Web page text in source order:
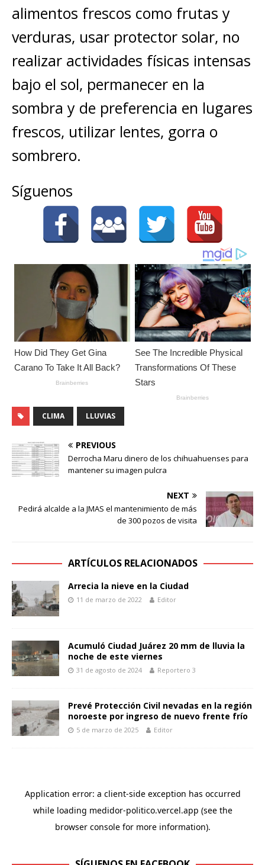
alimentos frescos como frutas y
verduras, usar protector solar, no
realizar actividades físicas intensas
bajo el sol, permanecer en la
sombra y de preferencia en lugares
frescos, utilizar lentes, gorra o
sombrero.
Síguenos
CLIMA LLUVIAS
PREVIOUS
Derrocha Maru dinero de los chihuahuenses para
mantener su imagen pulcra
NEXT
Pedirá alcalde a la JMAS el mantenimiento de más
de 300 pozos de visita
ARTÍCULOS RELACIONADOS
Arrecia la nieve en la Ciudad
11 de marzo de 2022 Editor
Acumuló Ciudad Juárez 20 mm de lluvia la
noche de este viernes
31 de agosto de 2024 Reportero 3
Prevé Protección Civil nevadas en la región
noroeste por ingreso de nuevo frente frío
5 de marzo de 2025 Editor